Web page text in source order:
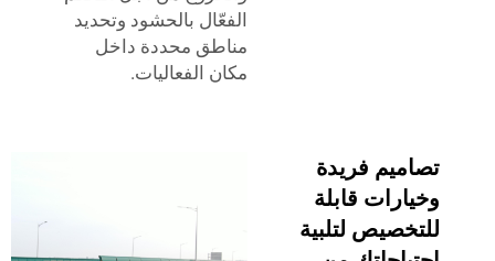
الفعّال بالحشود وتحديد
مناطق محددة داخل
مكان الفعاليات.
تصاميم فريدة
وخيارات قابلة
للتخصيص لتلبية